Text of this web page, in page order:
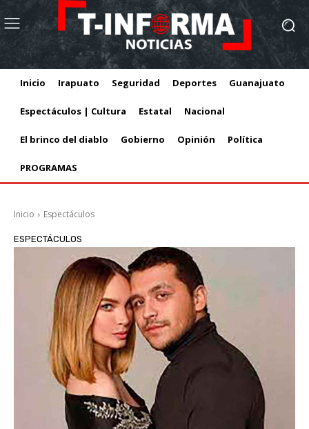
Inicio Irapuato Seguridad Deportes Guanajuato
Espectáculos | Cultura Estatal Nacional
El brinco del diablo Gobierno Opinión Política
PROGRAMAS
Inicio Espectáculos
ESPECTÁCULOS